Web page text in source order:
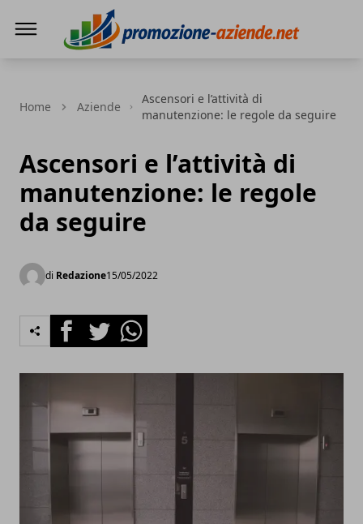
Home Aziende
Ascensori e l’attività di
manutenzione: le regole da seguire
Ascensori e l’attività di
manutenzione: le regole
da seguire
di Redazione15/05/2022
FacebookTwitterWhatsapp